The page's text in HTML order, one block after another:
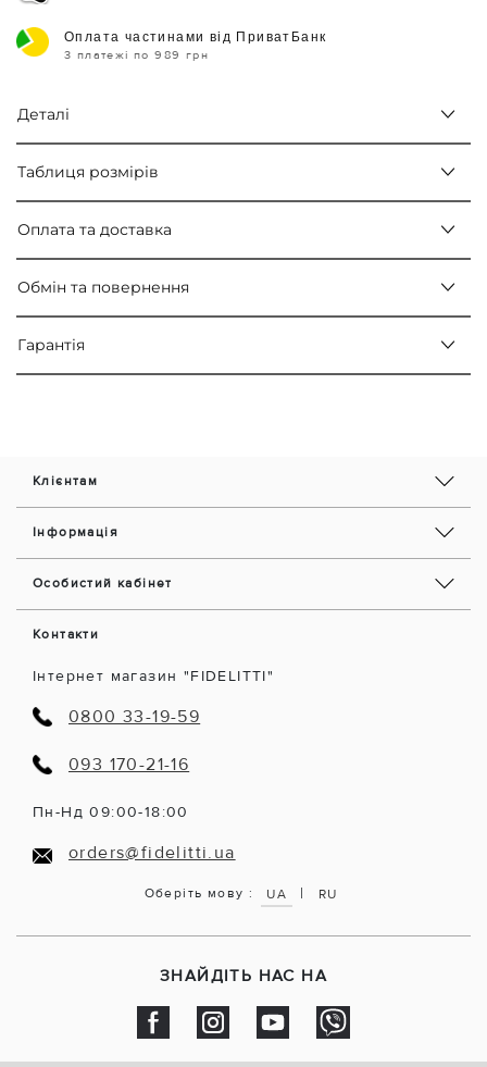
Оплата частинами від ПриватБанк
3 платежі по 989 грн
Деталі
Таблиця розмірів
Оплата та доставка
Обмін та повернення
Гарантія
Клієнтам
Інформація
Особистий кабінет
Контакти
Інтернет магазин "FIDELITTI"
0800 33-19-59
093 170-21-16
Пн-Нд 09:00-18:00
orders@fidelitti.ua
Оберіть мову : UA | RU
ЗНАЙДІТЬ НАС НА